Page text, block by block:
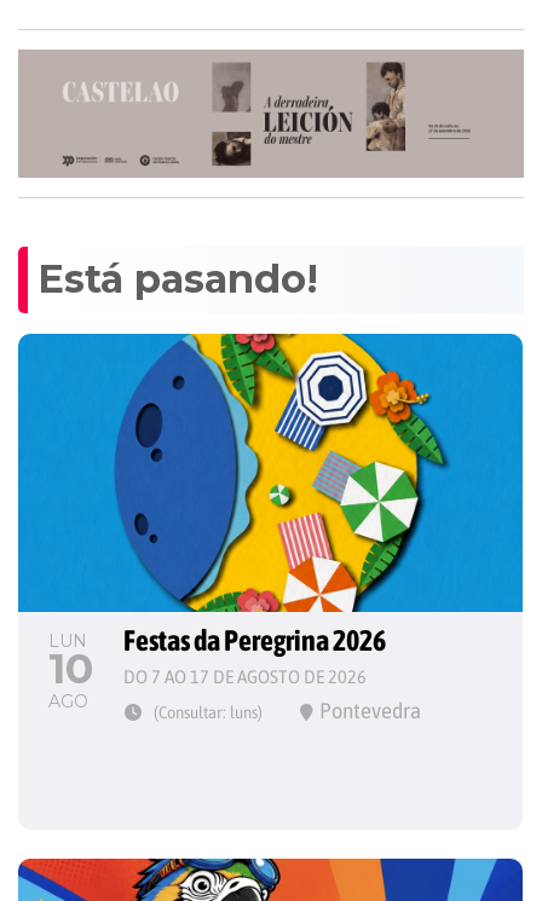
Está pasando!
LUN
10
AGO
Festas da Peregrina 2026
DO 7 AO 17 DE AGOSTO DE 2026
(Consultar: luns) Pontevedra